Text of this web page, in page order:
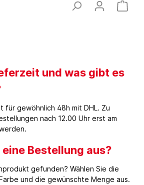
und was gibt es
gewöhnlich 48h mit DHL. Zu
nach 12.00 Uhr erst am
Bestellung aus?
gefunden? Wählen Sie die
und die gewünschte Menge aus.